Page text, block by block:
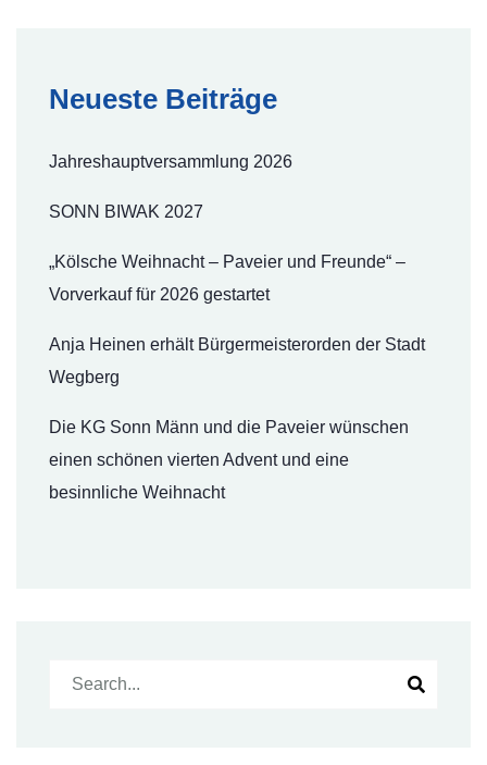
Neueste Beiträge
Jahreshauptversammlung 2026
SONN BIWAK 2027
„Kölsche Weihnacht – Paveier und Freunde“ –
Vorverkauf für 2026 gestartet
Anja Heinen erhält Bürgermeisterorden der Stadt
Wegberg
Die KG Sonn Männ und die Paveier wünschen
einen schönen vierten Advent und eine
besinnliche Weihnacht